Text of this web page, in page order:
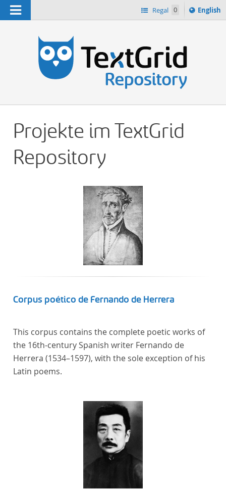
Navigation Regal 0
Switch
English
Projekte im TextGrid
Repository
Corpus poético de Fernando de Herrera
This corpus contains the complete poetic works of
the 16th-century Spanish writer Fernando de
Herrera (1534–1597), with the sole exception of his
Latin poems.